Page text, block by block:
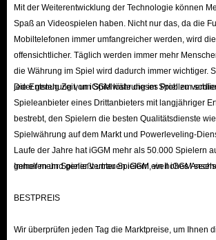
die das Gameplay weiter bereichern, indem sie es
ermöglichen, mehr Spielmodi zu erkunden und
rekrutieren.
Wenn Sie jedoch echtes Geld ausgeben möchten, um
Drachenkristalle aufzuladen, sollten Sie IGGM.com
IGGM ist eine renommierte Aufladeplattform, die für
und aufmerksamen Kundenservice bekannt ist.
Website bietet Ihnen nicht nur das sicherste
Schritte zum Aufladen von AFK
Mit der Weiterentwicklung der Technologie können
Spaß an Videospielen haben. Nicht nur das, da die
Mobiltelefonen immer umfangreicher werden, wird
offensichtlicher. Täglich werden immer mehr
die Währung im Spiel wird dadurch immer wichtiger.
jeder genug Zeit, um Spielwährung im Spiel zu
Die Entstehung von iGGM löste dieses Problem
Spieleanbieter eines Drittanbieters mit langjähriger
bestrebt, den Spielern die besten Qualitätsdienste
Spielwährung auf dem Markt und Powerleveling-
Laufe der Jahre hat iGGM mehr als 50.000 Spielern
geholfen und genießt unter Spielern ein hohes
Immer mehr Spieler vertrauen iGGM, weil iGGM
BESTPREIS
Wir überprüfen jeden Tag die Marktpreise, um Ihnen